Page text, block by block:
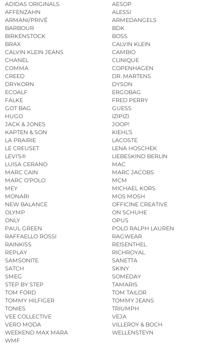
ADIDAS ORIGINALS
AESOP
AFFENZAHN
ALESSI
ARMANI/PRIVÉ
ARMEDANGELS
BARBOUR
BDK
BIRKENSTOCK
BOSS
BRAX
CALVIN KLEIN
CALVIN KLEIN JEANS
CAMBIO
CHANEL
CLINIQUE
COMMA
COPENHAGEN
CREED
DR. MARTENS
DRYKORN
DYSON
ECOALF
ERGOBAG
FALKE
FRED PERRY
GOT BAG
GUESS
HUGO
IZIPIZI
JACK & JONES
JOOP!
KAPTEN & SON
KIEHL’S
LA PRAIRIE
LACOSTE
LE CREUSET
LENA HOSCHEK
LEVI’S®
LIEBESKIND BERLIN
LUISA CERANO
MAC
MARC CAIN
MARC JACOBS
MARC O’POLO
MCM
MEY
MICHAEL KORS
MONARI
MOS MOSH
NEW BALANCE
OFFICINE CREATIVE
OLYMP
ON SCHUHE
ONLY
OPUS
PAUL GREEN
POLO RALPH LAUREN
RAFFAELLO ROSSI
RAGWEAR
RAINKISS
REISENTHEL
REPLAY
RICHROYAL
SAMSONITE
SANETTA
SATCH
SKINY
SMEG
SOMEDAY
STEP BY STEP
TAMARIS
TOM FORD
TOM TAILOR
TOMMY HILFIGER
TOMMY JEANS
TONIES
TRIUMPH
VEE COLLECTIVE
VEJA
VERO MODA
VILLEROY & BOCH
WEEKEND MAX MARA
WELLENSTEYN
WMF